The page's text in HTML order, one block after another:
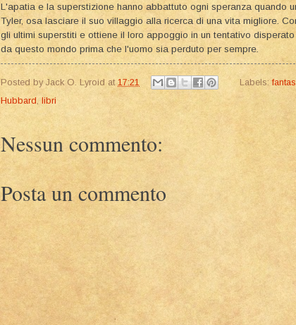
L'apatia e la superstizione hanno abbattuto ogni speranza quando
Tyler, osa lasciare il suo villaggio alla ricerca di una vita migliore.
gli ultimi superstiti e ottiene il loro appoggio in un tentativo
da questo mondo prima che l'uomo sia perduto per sempre.
Posted by Jack O. Lyroid at 17:21 Labels:
Hubbard, libri
Nessun commento:
Posta un commento